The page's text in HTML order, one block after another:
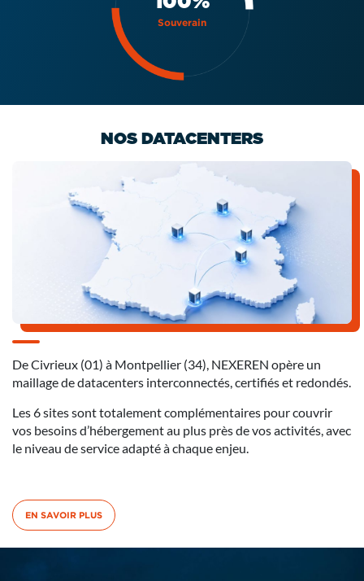
Souverain
NOS DATACENTERS
De Civrieux (01) à Montpellier (34), NEXEREN opère un
maillage de datacenters interconnectés, certifiés et redondés.
Les 6 sites sont totalement complémentaires pour couvrir
vos besoins d’hébergement au plus près de vos activités, avec
le niveau de service adapté à chaque enjeu.
EN SAVOIR PLUS